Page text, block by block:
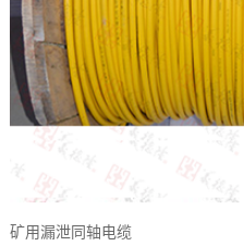
矿用漏泄同轴电缆